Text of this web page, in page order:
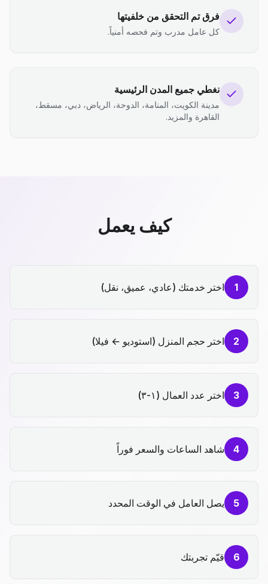
فرق تم التحقق من خلفيتها
كل عامل مدرب وتم فحصه أمنياً.
نغطي جميع المدن الرئيسية
مدينة الكويت، المنامة، الدوحة، الرياض، دبي، مسقط،
القاهرة والمزيد.
كيف يعمل
1 اختر خدمتك (عادي، عميق، نقل)
2 اختر حجم المنزل (استوديو ← فيلا)
3 اختر عدد العمال (١-٣)
4 شاهد الساعات والسعر فوراً
5 يصل العامل في الوقت المحدد
6 قيّم تجربتك